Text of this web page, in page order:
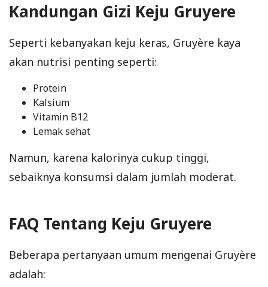
Kandungan Gizi Keju Gruyere
Seperti kebanyakan keju keras, Gruyère kaya
akan nutrisi penting seperti:
Protein
Kalsium
Vitamin B12
Lemak sehat
Namun, karena kalorinya cukup tinggi,
sebaiknya konsumsi dalam jumlah moderat.
FAQ Tentang Keju Gruyere
Beberapa pertanyaan umum mengenai Gruyère
adalah: